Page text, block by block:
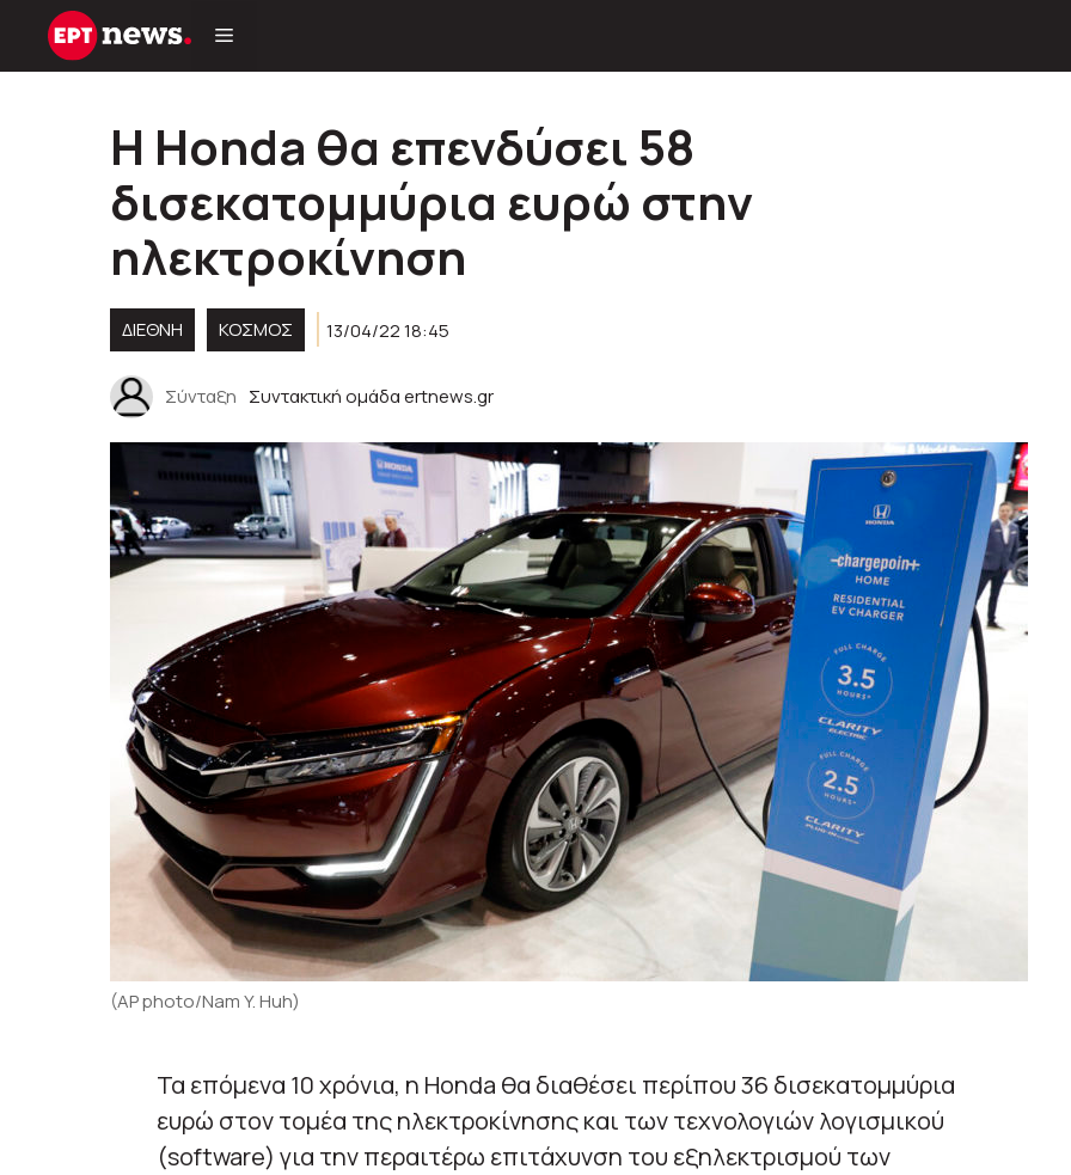
Μετάβαση
Η Honda θα επενδύσει 58
δισεκατομμύρια ευρώ στην
ηλεκτροκίνηση
ΔΙΕΘΝΗ ΚΌΣΜΟΣ 13/04/22 18:45
Σύνταξη Συντακτική ομάδα ertnews.gr
(AP photo/Nam Y. Huh)
Τα επόμενα 10 χρόνια, η Honda θα διαθέσει περίπου 36 δισεκατομμύρια
ευρώ στον τομέα της ηλεκτροκίνησης και των τεχνολογιών λογισμικού
(software) για την περαιτέρω επιτάχυνση του εξηλεκτρισμού των